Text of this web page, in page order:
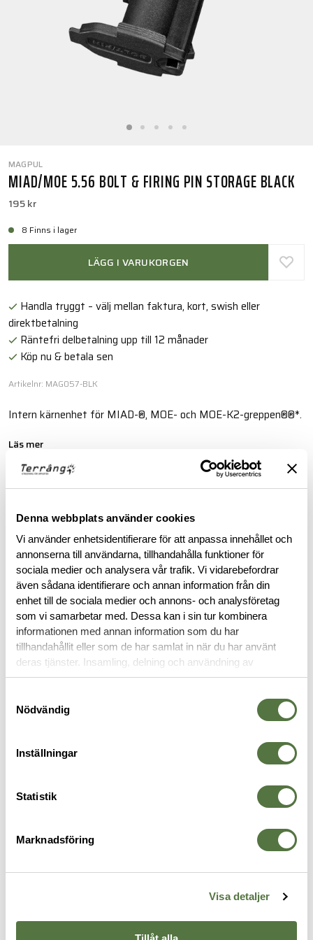
Denna webbplats använder cookies
Vi använder enhetsidentifierare för att anpassa innehållet och
annonserna till användarna, tillhandahålla funktioner för
sociala medier och analysera vår trafik. Vi vidarebefordrar
även sådana identifierare och annan information från din
enhet till de sociala medier och annons- och analysföretag
som vi samarbetar med. Dessa kan i sin tur kombinera
informationen med annan information som du har
tillhandahållit eller som de har samlat in när du har använt
deras tjänster. Insamling, delning och användning av
personuppgifter kan användas för personalisering av
Nödvändig
Inställningar
Statistik
Marknadsföring
Visa detaljer
MAGPUL
MIAD/MOE 5.56 BOLT & FIRING PIN STORAGE BLACK
195 kr
8 Finns i lager
LÄGG I VARUKORGEN
Handla tryggt – välj mellan faktura, kort, swish eller
direktbetalning
Räntefri delbetalning upp till 12 månader
Köp nu & betala sen
Artikelnr: MAG057-BLK
Intern kärnenhet för MIAD-®, MOE- och MOE-K2-greppen®®*.
Läs mer
RECENSIONER
OM VARUMÄRKET
VAPENTILLBEHÖR
MAGPUL
Black
ACS-L™ Carbine Stock – Mil-
Spec ODG